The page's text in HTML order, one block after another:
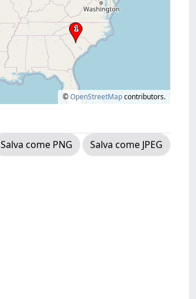
©OpenStreetMapcontributors.
Salva come PNG
Salva come JPEG